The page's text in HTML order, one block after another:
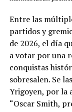
Entre las
partidos y
de 2026, el día
a votar por una
conquistas
sobresalen. Se
Yrigoyen, por la
“Oscar Smith,